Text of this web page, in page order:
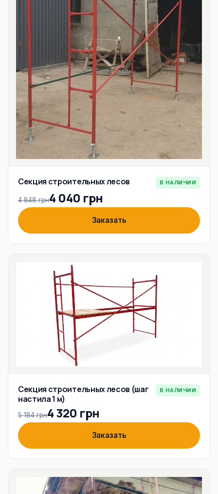
Секция строительных лесов В НАЛИЧИИ
4 848 грн4 040 грн
Заказать
Секция строительных лесов (шаг
настила 1 м)
В НАЛИЧИИ
5 184 грн4 320 грн
Заказать